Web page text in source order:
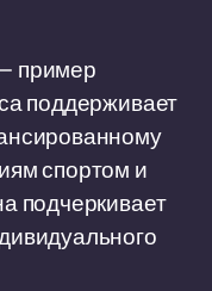
пример
поддерживает
спортом и
подчеркивает